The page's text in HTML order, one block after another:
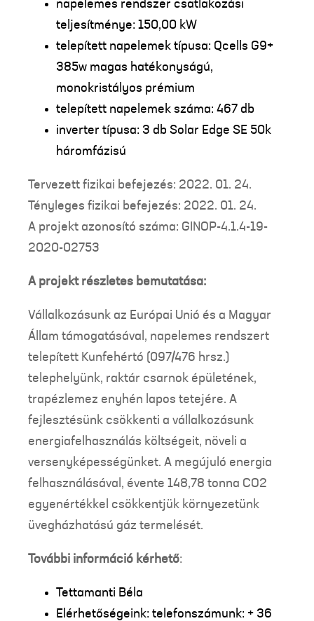
napelemes rendszer csatlakozási
teljesítménye: 150,00 kW
telepített napelemek típusa: Qcells G9+
385w magas hatékonyságú,
monokristályos prémium
telepített napelemek száma: 467 db
inverter típusa: 3 db Solar Edge SE 50k
háromfázisú
Tervezett fizikai befejezés: 2022. 01. 24.
Tényleges fizikai befejezés: 2022. 01. 24.
A projekt azonosító száma: GINOP-4.1.4-19-
2020-02753
A projekt részletes bemutatása:
Vállalkozásunk az Európai Unió és a Magyar
Állam támogatásával, napelemes rendszert
telepített Kunfehértó (097/476 hrsz.)
telephelyünk, raktár csarnok épületének,
trapézlemez enyhén lapos tetejére. A
fejlesztésünk csökkenti a vállalkozásunk
energiafelhasználás költségeit, növeli a
versenyképességünket. A megújuló energia
felhasználásával, évente 148,78 tonna CO2
egyenértékkel csökkentjük környezetünk
üvegházhatású gáz termelését.
További információ kérhető:
Tettamanti Béla
Elérhetőségeink: telefonszámunk: + 36